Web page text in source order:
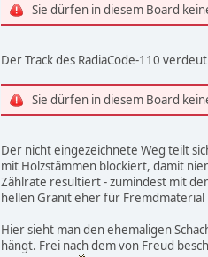
Sie dürfen in diesem Board
Der Track des RadiaCode-110
Sie dürfen in diesem Board
Der nicht eingezeichnete Weg teilt
mit Holzstämmen blockiert, damit
Zählrate resultiert - zumindest mit
hellen Granit eher für Fremdmaterial
Hier sieht man den ehemaligen
hängt. Frei nach dem von Freud